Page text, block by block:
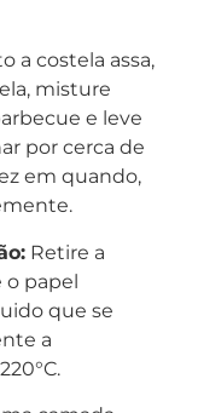
a costela assa,
misture
e leve
por cerca de
em quando,
Retire a
o papel
que se
a